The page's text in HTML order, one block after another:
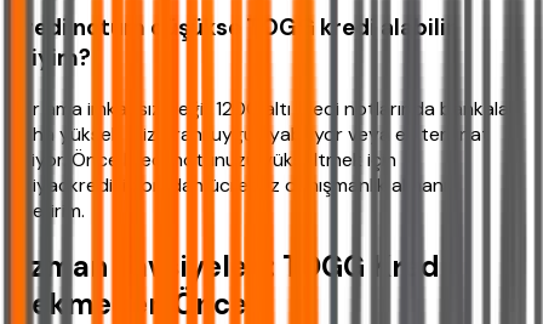
Kredi notum düşükse TOGG kredi alabilir
miyim?
Zor ama imkansız değil. 1200 altı kredi notlarında bankalar
daha yüksek faiz oranı uygulayabiliyor veya ek teminat
istiyor. Önce kredi notunuzu yükseltmek için
ihtiyackredisi.com'dan ücretsiz danışmanlık almanızı
öneririm.
Uzman Tavsiyeleri: TOGG Kredi
Çekmeden Önce